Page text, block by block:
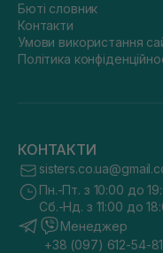
Бюті словник
Контакти
Умови використання
Політика
КОНТАКТИ
Пн.-Пт. з 10:00 до
Сб.-Нд. з 11:00 до
Менеджер
+38 (097) 612-54-81